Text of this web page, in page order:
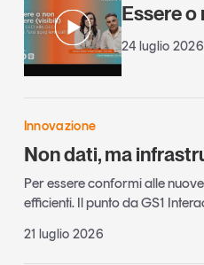
Essere o
24 luglio 2026
Innovazione
Non dati, ma
Per essere conformi alle
efficienti. Il punto da GS1
21 luglio 2026